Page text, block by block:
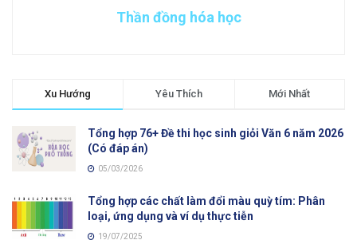
Thần đồng hóa học
Xu Hướng Yêu Thích Mới Nhất
Tổng hợp 76+ Đề thi học sinh giỏi Văn 6 năm 2026
(Có đáp án)
05/03/2026
Tổng hợp các chất làm đổi màu quỳ tím: Phân
loại, ứng dụng và ví dụ thực tiễn
19/07/2025